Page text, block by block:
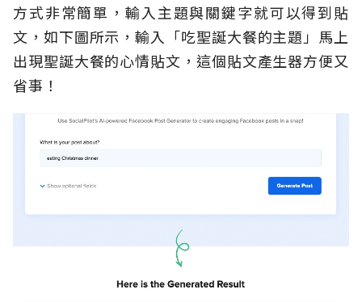
方式非常簡單，輸入主題與關鍵字就可以得到貼
文，如下圖所示，輸入「吃聖誕大餐的主題」馬上
出現聖誕大餐的心情貼文，這個貼文產生器方便又
省事！